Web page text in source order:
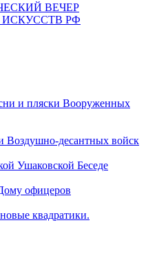
ВЕЧЕР
РФ
и пляски Вооруженных
Воздушно-десантных войск
Ушаковской Беседе
офицеров
квадратики.